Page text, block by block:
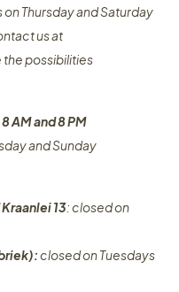
Thursday and Saturday
us at
the possibilities​
8 AM and 8 PM
and Sunday
13: closed on
closed on Tuesdays